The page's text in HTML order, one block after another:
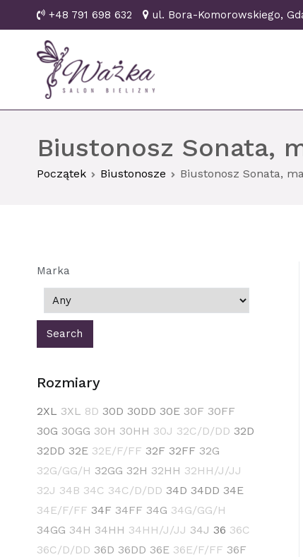
do
+48 791 698 632 ul. Bora-Komorowskiego,
Biustonosz Sonata,
Początek Biustonosze Biustonosz Sonata,
Marka
Rozmiary
2XL 3XL 8D 30D 30DD 30E 30F 30FF
30G 30GG 30H 30HH 30J 32C/D/DD 32D
32DD 32E 32E/F/FF 32F 32FF 32G
32G/GG/H 32GG 32H 32HH 32HH/J/JJ
32J 34B 34C 34C/D/DD 34D 34DD 34E
34E/F/FF 34F 34FF 34G 34G/GG/H
34GG 34H 34HH 34HH/J/JJ 34J 36 36C
36C/D/DD 36D 36DD 36E 36E/F/FF 36F